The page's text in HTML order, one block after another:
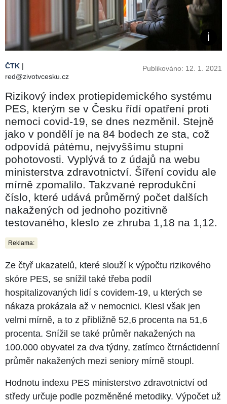
ČTK |
red@zivotvcesku.cz
Publikováno: 12. 1. 2021
Rizikový index protiepidemického systému
PES, kterým se v Česku řídí opatření proti
nemoci covid-19, se dnes nezměnil. Stejně
jako v pondělí je na 84 bodech ze sta, což
odpovídá pátému, nejvyššímu stupni
pohotovosti. Vyplývá to z údajů na webu
ministerstva zdravotnictví. Šíření covidu ale
mírně zpomalilo. Takzvané reprodukční
číslo, které udává průměrný počet dalších
nakažených od jednoho pozitivně
testovaného, kleslo ze zhruba 1,18 na 1,12.
Reklama:
Ze čtyř ukazatelů, které slouží k výpočtu rizikového
skóre PES, se snížil také třeba podíl
hospitalizovaných lidí s covidem-19, u kterých se
nákaza prokázala až v nemocnici. Klesl však jen
velmi mírně, a to z přibližně 52,6 procenta na 51,6
procenta. Snížil se také průměr nakažených na
100.000 obyvatel za dva týdny, zatímco čtrnáctidenní
průměr nakažených mezi seniory mírně stoupl.
Hodnotu indexu PES ministerstvo zdravotnictví od
středy určuje podle pozměněné metodiky. Výpočet už